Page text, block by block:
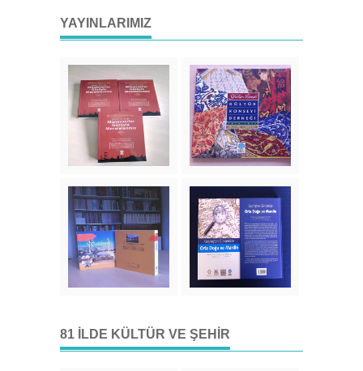
YAYINLARIMIZ
81 İLDE KÜLTÜR VE ŞEHIR